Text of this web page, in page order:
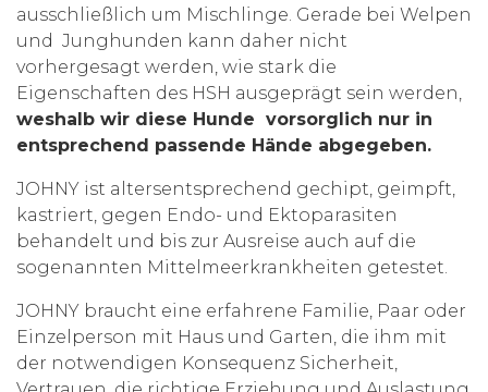
ausschließlich um Mischlinge. Gerade bei Welpen
und Junghunden kann daher nicht
vorhergesagt werden, wie stark die
Eigenschaften des HSH ausgeprägt sein werden,
weshalb wir diese Hunde vorsorglich nur in
entsprechend passende Hände abgegeben.
JOHNY ist altersentsprechend gechipt, geimpft,
kastriert, gegen Endo- und Ektoparasiten
behandelt und bis zur Ausreise auch auf die
sogenannten Mittelmeerkrankheiten getestet.
JOHNY braucht eine erfahrene Familie, Paar oder
Einzelperson mit Haus und Garten, die ihm mit
der notwendigen Konsequenz Sicherheit,